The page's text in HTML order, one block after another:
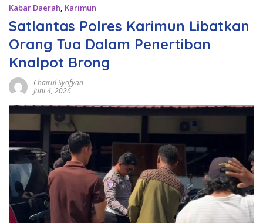
Kabar Daerah, Karimun
Satlantas Polres Karimun Libatkan
Orang Tua Dalam Penertiban
Knalpot Brong
Chairul Syofyan
Juni 4, 2026